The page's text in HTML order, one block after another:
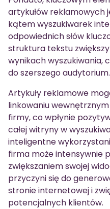
artykułów reklamowych
kątem wyszukiwarek
odpowiednich słów
struktura tekstu
wynikach wyszukiwania,
do szerszego audytorium.
Artykuły reklamowe
linkowaniu
firmy, co wpłynie
całej witryny w
inteligentne
firma może intensywnie
zwiększaniem swojej
przyczyni się do
stronie internetowej i
potencjalnych klientów.